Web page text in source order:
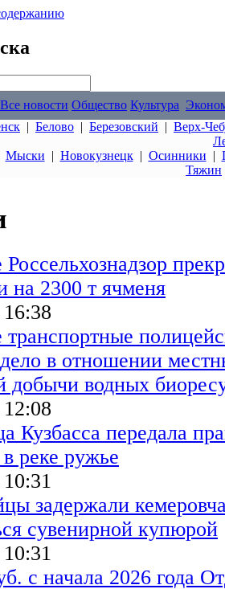
Все новости Общество Культура
| Белово | Березовский | Верх-
Мыски | Новокузнецк| Осинники |
Тяжин
на 2300 т ячменя
транспортные
в отношении
добычи водных
Кузбасса передала
реке ружье
задержали
сувенирной купюрой
с начала 2026 года